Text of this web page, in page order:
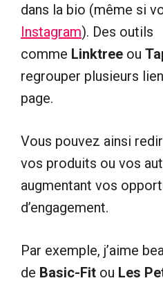
dans la bio (même si
Instagram). Des outils
comme Linktree ou
regrouper plusieurs
page.
Vous pouvez ainsi
vos produits ou vos
augmentant vos
d’engagement.
Par exemple, j’aime
de Basic-Fit ou Les